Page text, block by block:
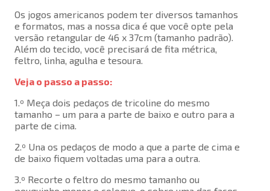
Os jogos americanos podem ter diversos tamanhos
e formatos, mas a nossa dica é que você opte pela
versão retangular de 46 x 37cm (tamanho padrão).
Além do tecido, você precisará de fita métrica,
feltro, linha, agulha e tesoura.
Veja o passo a passo:
1.º Meça dois pedaços de tricoline do mesmo
tamanho – um para a parte de baixo e outro para a
parte de cima.
2.º Una os pedaços de modo a que a parte de cima e
de baixo fiquem voltadas uma para a outra.
3.º Recorte o feltro do mesmo tamanho ou